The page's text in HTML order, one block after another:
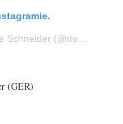
Post udostępniony przez Dorothee Schneider (@dorotheeschneiderofficial)
(GER)